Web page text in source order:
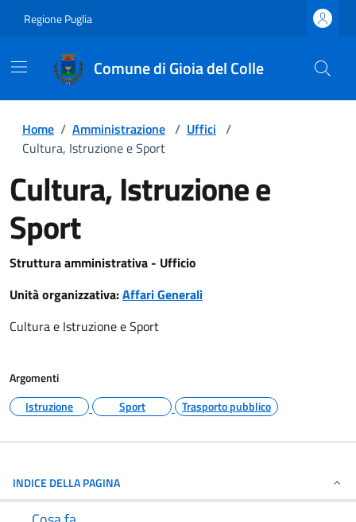
Regione Puglia
Comune di Gioia del Colle
Home / Amministrazione / Uffici /
Cultura, Istruzione e Sport
Cultura, Istruzione e
Sport
Struttura amministrativa - Ufficio
Unità organizzativa:Affari Generali
Cultura e Istruzione e Sport
Argomenti
Istruzione
Sport Trasporto pubblico
INDICE DELLA PAGINA